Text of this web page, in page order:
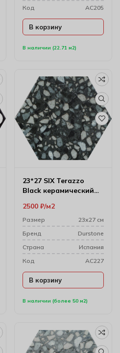
В наличии (22.71 м2)
Код
AC205
В корзину
23*27 SIX Terazzo
Black керамический
В наличии (более 50 м2)
2500 ₽ м2
Размер
23х27 см
Бренд
Durstone
Cтрана
Испания
Код
AC227
В корзину